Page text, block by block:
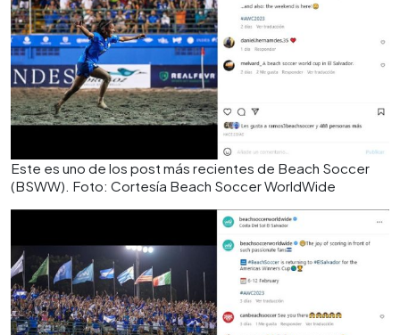
Este es uno de los post más recientes de Beach Soccer
(BSWW). Foto: Cortesía Beach Soccer WorldWide